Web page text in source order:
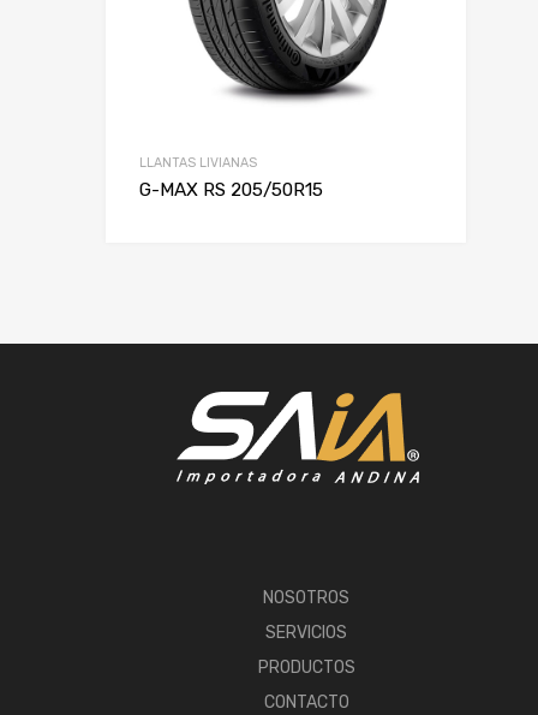
LLANTAS LIVIANAS
G-MAX RS 205/50R15
NOSOTROS
SERVICIOS
PRODUCTOS
CONTACTO